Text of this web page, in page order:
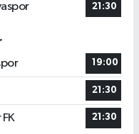
21:30
19:00
21:30
21:30